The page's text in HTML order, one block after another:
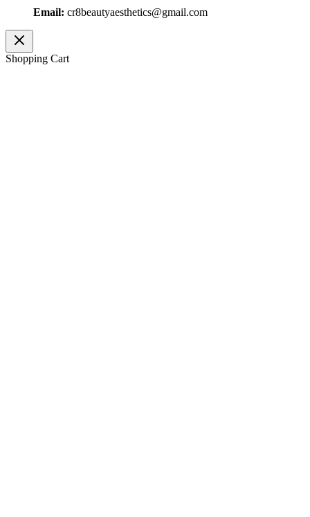
Email: cr8beautyaesthetics@gmail.com
Shopping Cart